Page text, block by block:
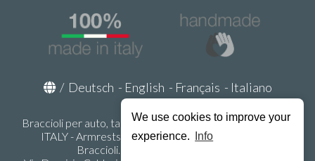
We use cookies to improve your
experience.
Info
/ Deutsch - English - Français - Italiano
Braccioli per auto, tappeti auto, accessori auto MADE IN
ITALY - Armrests, Mittelarmlehnen, Accoundoirs -
Braccioli.it - P.Iva IT02178470353